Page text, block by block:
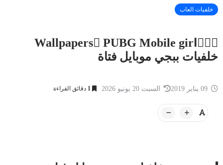
خلفيات العاب
Wallpapers ًPUBG Mobile girlًَّ
خلفيات ببجي موبايل فتاة
السبت 20 يونيو 2026 1 دقائق القراءة